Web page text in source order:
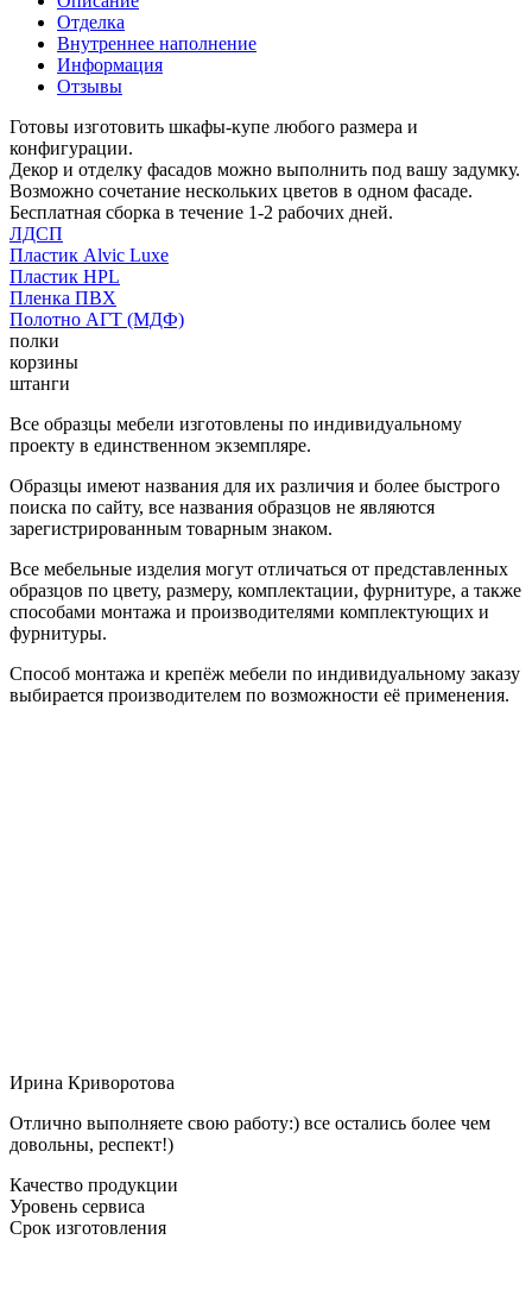
Отделка
Внутреннее наполнение
Информация
Отзывы
Готовы изготовить шкафы-купе любого размера и
конфигурации.
Декор и отделку фасадов можно выполнить под вашу задумку.
Возможно сочетание нескольких цветов в одном фасаде.
Бесплатная сборка в течение 1-2 рабочих дней.
ЛДСП
Пластик Alvic Luxe
Пластик HPL
Пленка ПВХ
Полотно АГТ (МДФ)
полки
корзины
штанги
Все образцы мебели изготовлены по индивидуальному
проекту в единственном экземпляре.
Образцы имеют названия для их различия и более быстрого
поиска по сайту, все названия образцов не являются
зарегистрированным товарным знаком.
Все мебельные изделия могут отличаться от представленных
образцов по цвету, размеру, комплектации, фурнитуре, а также
способами монтажа и производителями комплектующих и
фурнитуры.
Способ монтажа и крепёж мебели по индивидуальному заказу
выбирается производителем по возможности её применения.
Ирина Криворотова
Отлично выполняете свою работу:) все остались более чем
довольны, респект!)
Качество продукции
Уровень сервиса
Срок изготовления